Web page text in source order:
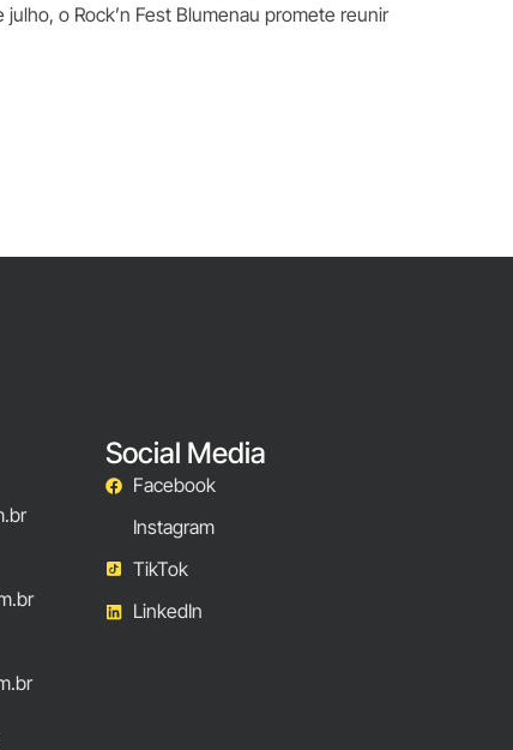
o Rock’n Fest Blumenau promete reunir
Social Media
Facebook
Instagram
TikTok
LinkedIn